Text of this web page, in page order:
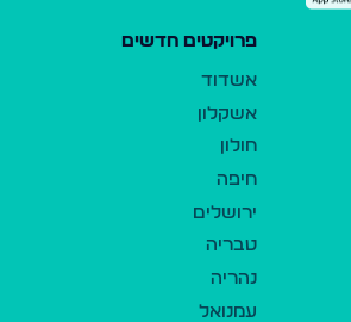
פרויקטים חדשים
אשדוד
אשקלון
חולון
חיפה
ירושלים
טבריה
נהריה
עמנואל